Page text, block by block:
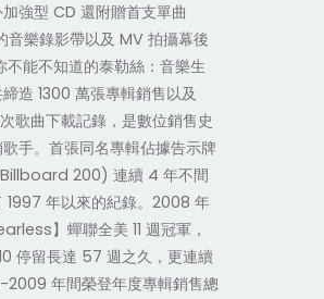
強型 CD 還附贈首支單曲
音樂錄影帶以及 MV 拍攝幕後
不能不知道的泰勒絲：音樂生
造 1300 萬張專輯銷售以及
歌曲下載記錄，是數位銷售史
手。首張同名專輯佔據告示牌
200) 連續 4 年不間
1997 年以來的紀錄。2008 年
】蟬聯全美 11 週冠軍，
停留長達 57 週之久，更連續
年間榮登年度專輯銷售總